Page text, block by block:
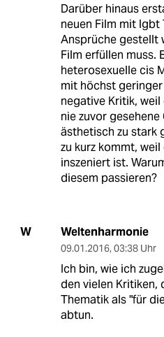
Darüber hinaus
neuen Film mit
Ansprüche gestellt
Film erfüllen muss.
heterosexuelle cis
mit höchst
negative Kritik,
nie zuvor
ästhetisch zu stark
zu kurz kommt,
inszeniert ist.
diesem passieren?
W Weltenharmonie
09.01.2016, 03:38 Uhr
Ich bin, wie ich
den vielen Kritiken,
Thematik als "für
abtun.